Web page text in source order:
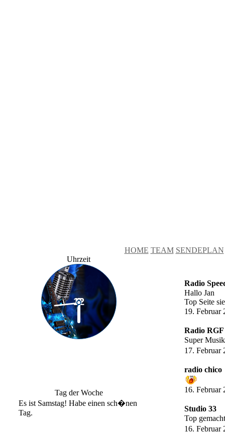
HOME TEAM SENDEPLAN
Uhrzeit
Tag der Woche
Es ist Samstag! Habe einen sch�nen
Tag.
Radio
Hallo Jan
Top Seite
19. Februar
Radio RGF
Super
17. Februar
radio chico
16. Februar
Studio 33
Top
16. Februar